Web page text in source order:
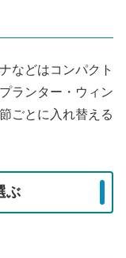
などはコンパクト
ランター・ウィン
ごとに入れ替える
ぶ